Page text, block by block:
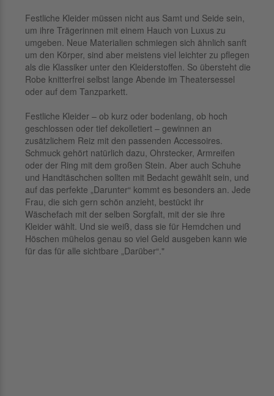
Festliche Kleider müssen nicht aus Samt und Seide sein,
um ihre Trägerinnen mit einem Hauch von Luxus zu
umgeben. Neue Materialien schmiegen sich ähnlich sanft
um den Körper, sind aber meistens viel leichter zu pflegen
als die Klassiker unter den Kleiderstoffen. So übersteht die
Robe knitterfrei selbst lange Abende im Theatersessel
oder auf dem Tanzparkett.
Festliche Kleider – ob kurz oder bodenlang, ob hoch
geschlossen oder tief dekolletiert – gewinnen an
zusätzlichem Reiz mit den passenden Accessoires.
Schmuck gehört natürlich dazu, Ohrstecker, Armreifen
oder der Ring mit dem großen Stein. Aber auch Schuhe
und Handtäschchen sollten mit Bedacht gewählt sein, und
auf das perfekte „Darunter“ kommt es besonders an. Jede
Frau, die sich gern schön anzieht, bestückt ihr
Wäschefach mit der selben Sorgfalt, mit der sie ihre
Kleider wählt. Und sie weiß, dass sie für Hemdchen und
Höschen mühelos genau so viel Geld ausgeben kann wie
für das für alle sichtbare „Darüber“."